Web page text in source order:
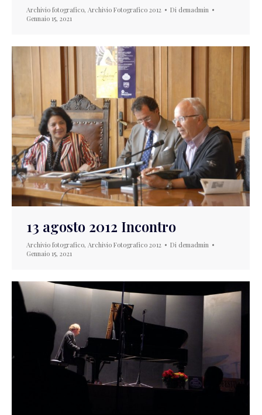
Archivio fotografico, Archivio Fotografico 2012 Di demadmin
Gennaio 15, 2021
13 agosto 2012 Incontro
Archivio fotografico, Archivio Fotografico 2012 Di demadmin
Gennaio 15, 2021